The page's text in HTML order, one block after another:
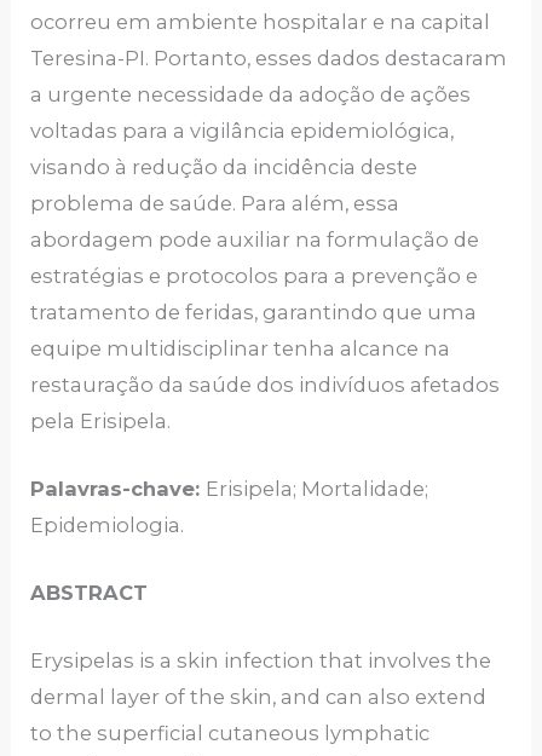
ocorreu em ambiente hospitalar e na capital
Teresina-PI. Portanto, esses dados destacaram
a urgente necessidade da adoção de ações
voltadas para a vigilância epidemiológica,
visando à redução da incidência deste
problema de saúde. Para além, essa
abordagem pode auxiliar na formulação de
estratégias e protocolos para a prevenção e
tratamento de feridas, garantindo que uma
equipe multidisciplinar tenha alcance na
restauração da saúde dos indivíduos afetados
pela Erisipela.
Palavras-chave: Erisipela; Mortalidade;
Epidemiologia.
ABSTRACT
Erysipelas is a skin infection that involves the
dermal layer of the skin, and can also extend
to the superficial cutaneous lymphatic